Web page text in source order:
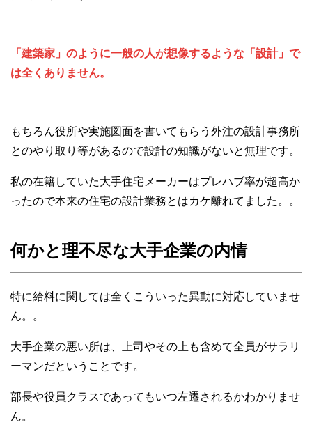
「建築家」のように一般の人が想像するような「設計」で
は全くありません。
もちろん役所や実施図面を書いてもらう外注の設計事務所
とのやり取り等があるので設計の知識がないと無理です。
私の在籍していた大手住宅メーカーはプレハブ率が超高か
ったので本来の住宅の設計業務とはカケ離れてました。。
何かと理不尽な大手企業の内情
特に給料に関しては全くこういった異動に対応していませ
ん。。
大手企業の悪い所は、上司やその上も含めて全員がサラリ
ーマンだということです。
部長や役員クラスであってもいつ左遷されるかわかりませ
ん。